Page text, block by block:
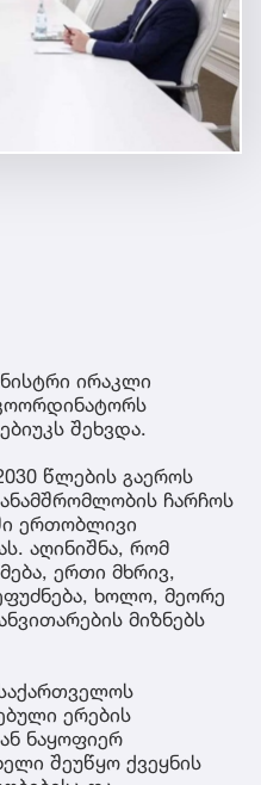
ირაკლი
შეხვდა.
წლების გაეროს
ჩარჩოს
ერთობლივი
აღინიშნა, რომ
ერთი მხრივ,
ხოლო, მეორე
მიზნებს
ერების
ნაყოფიერ
შეუწყო ქვეყნის